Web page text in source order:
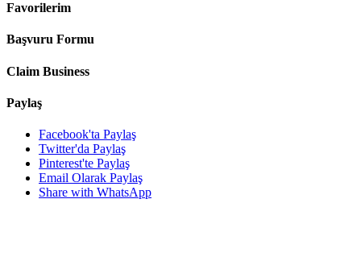
Favorilerim
Başvuru Formu
Claim Business
Paylaş
Facebook'ta Paylaş
Twitter'da Paylaş
Pinterest'te Paylaş
Email Olarak Paylaş
Share with WhatsApp